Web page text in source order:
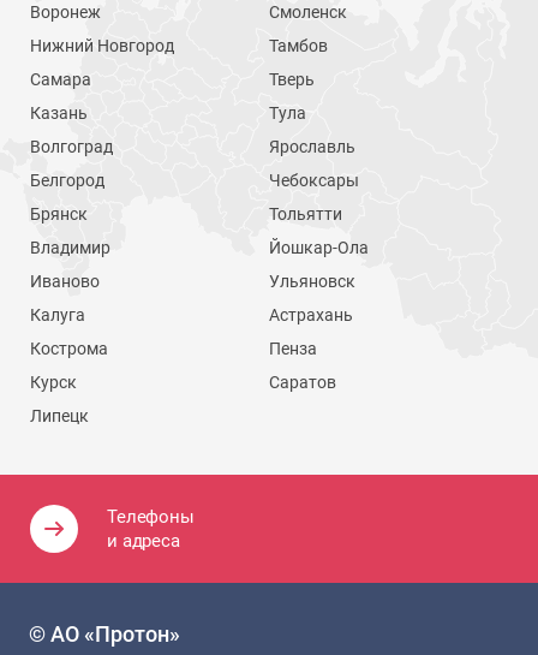
Телефоны
и адреса
Воронеж
Нижний Новгород
Самара
Казань
Волгоград
Белгород
Брянск
Владимир
Иваново
Калуга
Кострома
Курск
Липецк
Смоленск
Тамбов
Тверь
Тула
Ярославль
Чебоксары
Тольятти
Йошкар-Ола
Ульяновск
Астрахань
Пенза
Саратов
© АО «Протон»